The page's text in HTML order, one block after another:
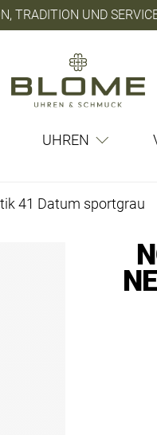
TRADITION UND
UHREN
41 Datum sportgrau